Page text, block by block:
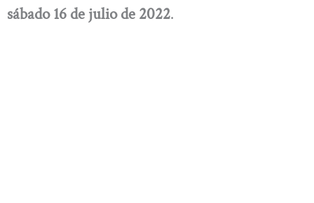
sábado 16 de julio de 2022.